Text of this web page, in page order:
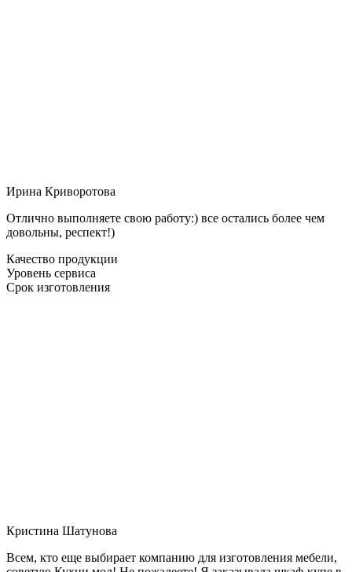
Ирина Криворотова
Отлично выполняете свою работу:) все остались более чем
довольны, респект!)
Качество продукции
Уровень сервиса
Срок изготовления
Кристина Шатунова
Всем, кто еще выбирает компанию для изготовления мебели,